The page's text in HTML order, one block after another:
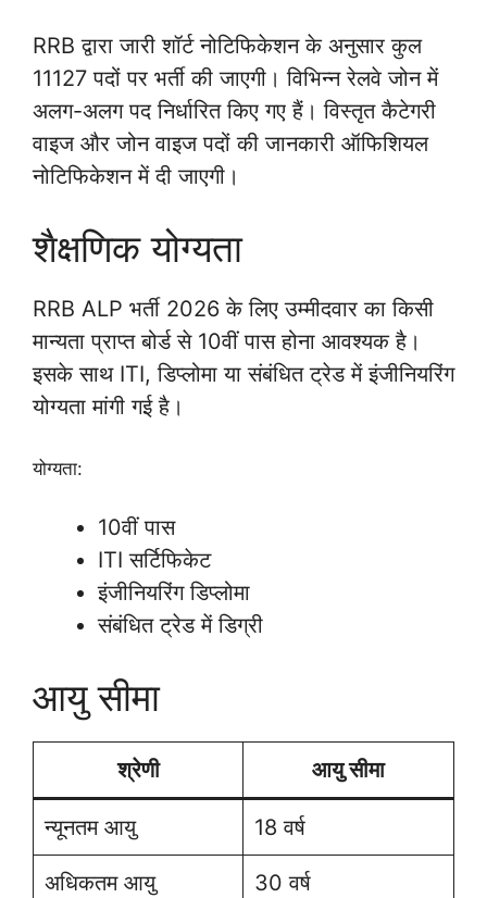
RRB द्वारा जारी शॉर्ट नोटिफिकेशन के अनुसार कुल
11127 पदों पर भर्ती की जाएगी। विभिन्न रेलवे जोन में
अलग-अलग पद निर्धारित किए गए हैं। विस्तृत कैटेगरी
वाइज और जोन वाइज पदों की जानकारी ऑफिशियल
नोटिफिकेशन में दी जाएगी।
शैक्षणिक योग्यता
RRB ALP भर्ती 2026 के लिए उम्मीदवार का किसी
मान्यता प्राप्त बोर्ड से 10वीं पास होना आवश्यक है।
इसके साथ ITI, डिप्लोमा या संबंधित ट्रेड में इंजीनियरिंग
योग्यता मांगी गई है।
योग्यता:
10वीं पास
ITI सर्टिफिकेट
इंजीनियरिंग डिप्लोमा
संबंधित ट्रेड में डिग्री
आयु सीमा
श्रेणी आयु सीमा
न्यूनतम आयु 18 वर्ष
अधिकतम आयु 30 वर्ष